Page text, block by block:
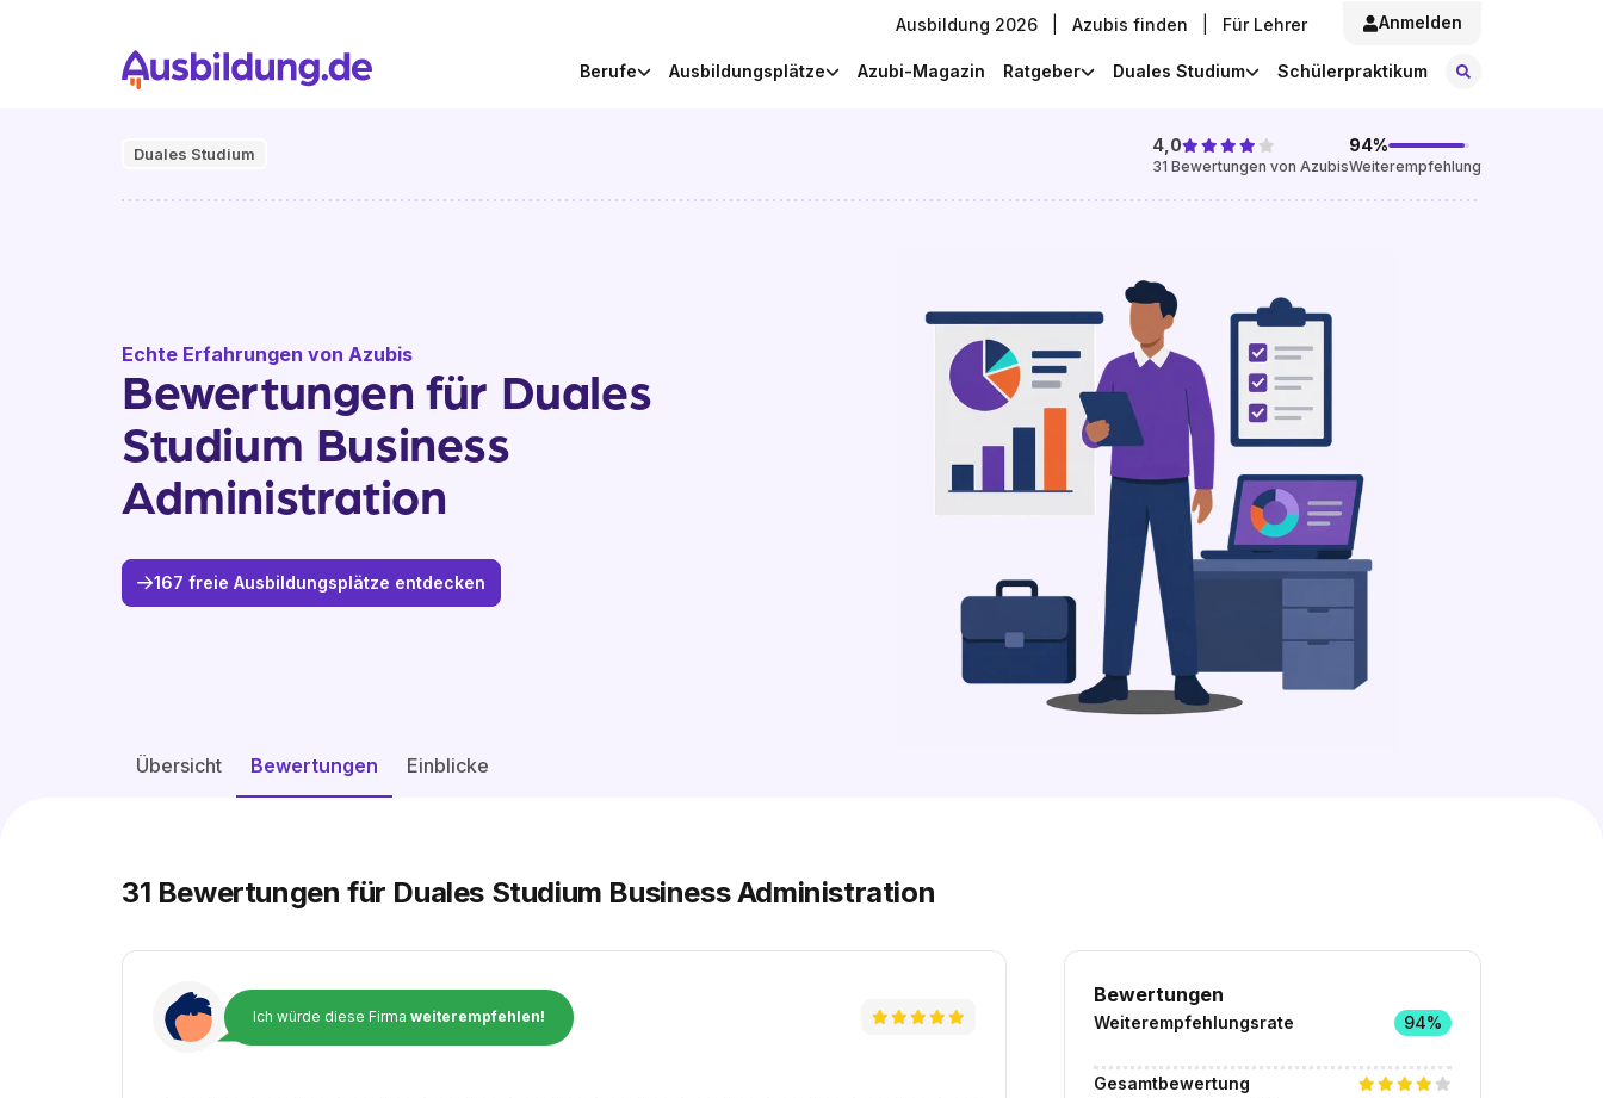
Ausbildung 2026 Azubis finden Für Lehrer Anmelden
Berufe Ausbildungsplätze Azubi-Magazin Ratgeber Duales Studium Schülerpraktikum
Duales Studium 4,0
31 Bewertungen von Azubis
94%
Weiterempfehlung
Echte Erfahrungen von Azubis
Bewertungen für Duales
Studium Business
Administration
167 freie Ausbildungsplätze entdecken
Übersicht Bewertungen Einblicke
Bewertungen
Weiterempfehlungsrate 94%
Gesamtbewertung
31 Bewertungen für Duales Studium Business Administration
Ich würde diese Firma weiterempfehlen!